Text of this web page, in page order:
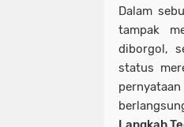
Dalam
tampak
diborgol,
status